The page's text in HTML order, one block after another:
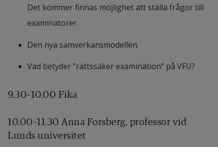
Det kommer finnas möjlighet att ställa frågor till
examinatorer.
Den nya samverkansmodellen.
Vad betyder ”rättssäker examination” på VFU?
9.30–10.00 Fika
10.00–11.30 Anna Forsberg, professor vid
Lunds universitet